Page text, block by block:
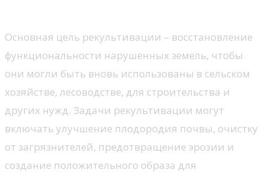
Основная цель рекультивации – восстановление
функциональности нарушенных земель, чтобы
они могли быть вновь использованы в сельском
хозяйстве, лесоводстве, для строительства и
других нужд. Задачи рекультивации могут
включать улучшение плодородия почвы, очистку
от загрязнителей, предотвращение эрозии и
создание положительного образа для